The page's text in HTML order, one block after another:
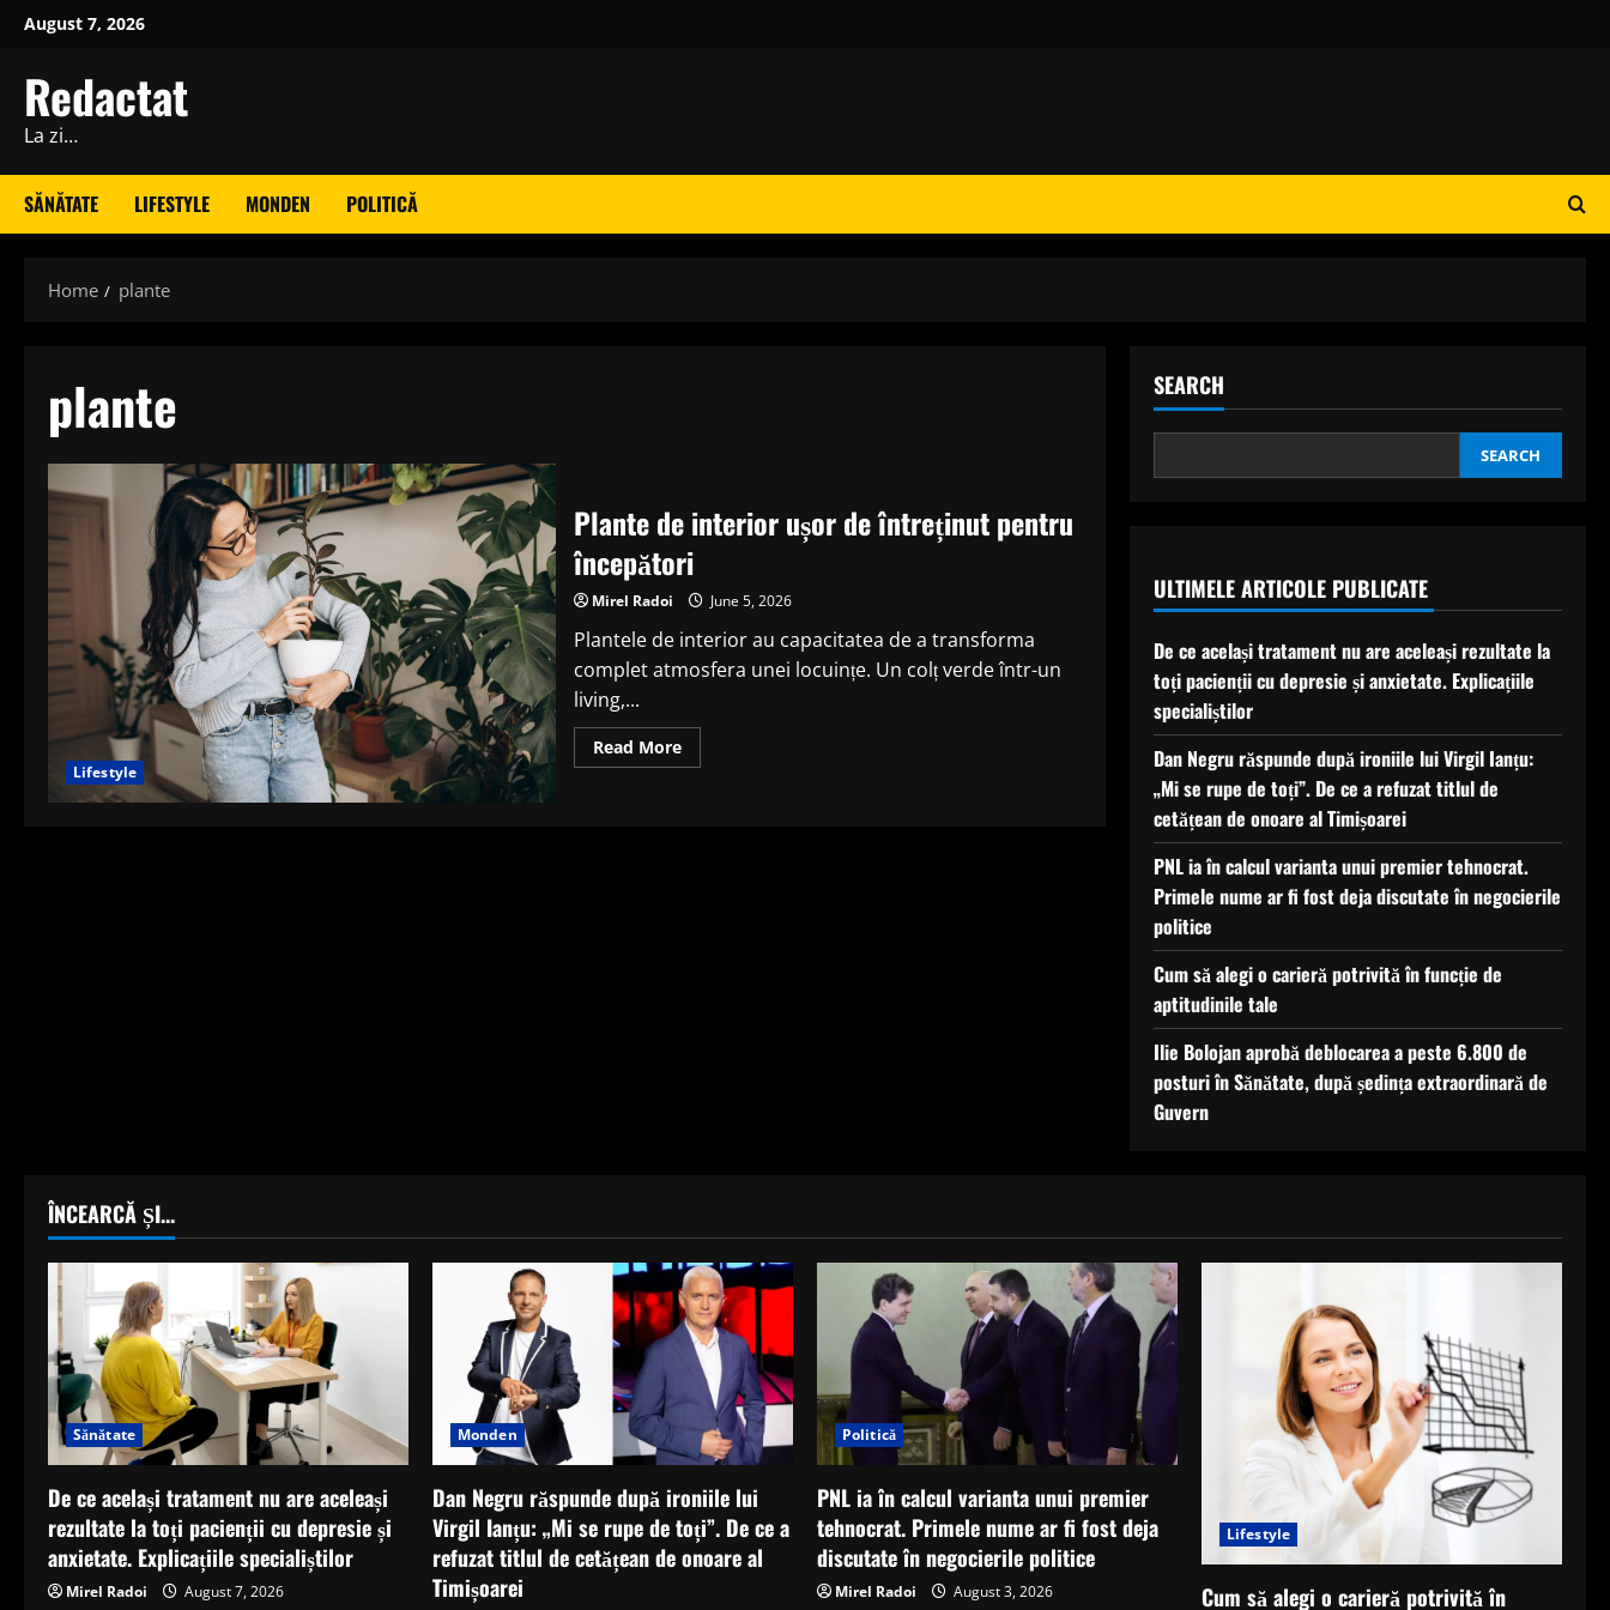
Skip
content
August 7, 2026
Redactat
La zi…
SĂNĂTATE LIFESTYLE MONDEN POLITICĂ
Home plante
plante
Lifestyle
Plante de interior ușor de întreținut pentru
începători
Mirel Radoi June 5, 2026
Plantele de interior au capacitatea de a transforma
complet atmosfera unei locuințe. Un colț verde într-un
living,...
Read MoreRead
more
SEARCH
SEARCH
ULTIMELE ARTICOLE PUBLICATE
De ce același tratament nu are aceleași rezultate la
toți pacienții cu depresie și anxietate. Explicațiile
specialiștilor
Dan Negru răspunde după ironiile lui Virgil Ianțu:
„Mi se rupe de toți”. De ce a refuzat titlul de
cetățean de onoare al Timișoarei
PNL ia în calcul varianta unui premier tehnocrat.
Primele nume ar fi fost deja discutate în negocierile
politice
Cum să alegi o carieră potrivită în funcție de
aptitudinile tale
Ilie Bolojan aprobă deblocarea a peste 6.800 de
posturi în Sănătate, după ședința extraordinară de
Guvern
ÎNCEARCĂ ȘI...
Sănătate
De ce același tratament nu are aceleași
rezultate la toți pacienții cu depresie și
anxietate. Explicațiile specialiștilor
Mirel Radoi August 7, 2026
Monden
Dan Negru răspunde după ironiile lui
Virgil Ianțu: „Mi se rupe de toți”. De ce a
refuzat titlul de cetățean de onoare al
Timișoarei
Politică
PNL ia în calcul varianta unui premier
tehnocrat. Primele nume ar fi fost deja
discutate în negocierile politice
Mirel Radoi August 3, 2026
Lifestyle
Cum să alegi o carieră potrivită în